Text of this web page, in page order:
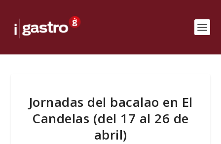
Jornadas del bacalao en El
Candelas (del 17 al 26 de
abril)